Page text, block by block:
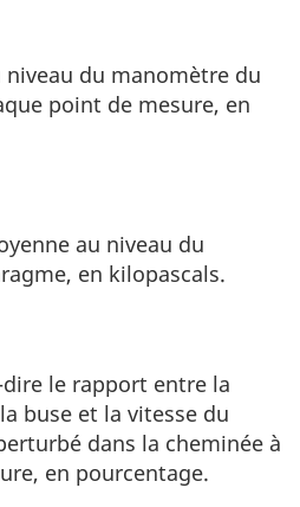
niveau du manomètre du
point de mesure, en
au niveau du
en kilopascals.
le rapport entre la
buse et la vitesse du
dans la cheminée à
en pourcentage.